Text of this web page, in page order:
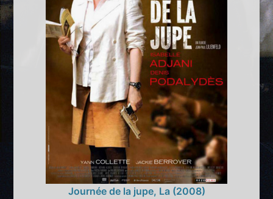
Journée de la jupe, La (2008)